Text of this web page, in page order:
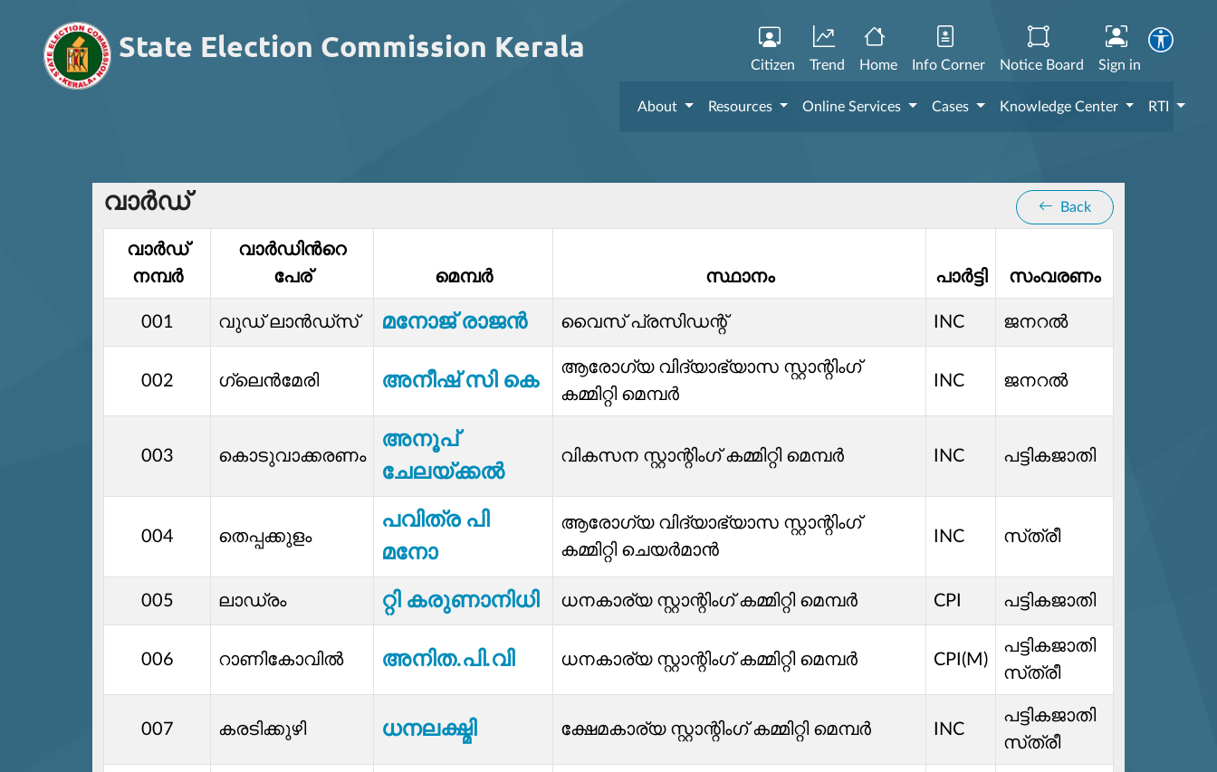
State Election Commission Kerala
Citizen Trend Home Info Corner Notice Board Sign in
About Resources Online Services Cases Knowledge Center RTI
വാര്‍ഡ് Back
വാര്‍ഡ്‌
നമ്പര്‍
വാര്‍ഡിൻറെ
പേര്
മെമ്പര്‍ സ്ഥാനം പാർട്ടി സംവരണം
001 വുഡ് ലാന്‍ഡ്സ് മനോജ് രാജൻ വൈസ് പ്രസിഡന്റ്‌ INC ജനറൽ
002 ഗ്ലെന്‍മേരി അനീഷ് സി കെ
ആരോഗ്യ വിദ്യാഭ്യാസ സ്റ്റാന്റിംഗ്
കമ്മിറ്റി മെമ്പർ
INC ജനറൽ
003 കൊടുവാക്കരണം
അനൂപ്
ചേലയ്ക്കൽ
വികസന സ്റ്റാന്റിംഗ് കമ്മിറ്റി മെമ്പർ INC പട്ടികജാതി
004 തെപ്പക്കുളം
പവിത്ര പി
മനോ
ആരോഗ്യ വിദ്യാഭ്യാസ സ്റ്റാന്റിംഗ്
കമ്മിറ്റി ചെയർമാൻ
INC സ്‌ത്രീ
005 ലാഡ്രം റ്റി കരുണാനിധി ധനകാര്യ സ്റ്റാന്റിംഗ് കമ്മിറ്റി മെമ്പർ CPI പട്ടികജാതി
006 റാണികോവിൽ അനിത.പി.വി ധനകാര്യ സ്റ്റാന്റിംഗ് കമ്മിറ്റി മെമ്പർ CPI(M)
പട്ടികജാതി
സ്‌ത്രീ
007 കരടിക്കുഴി ധനലക്ഷ്മി ക്ഷേമകാര്യ സ്റ്റാന്റിംഗ് കമ്മിറ്റി മെമ്പർ INC
പട്ടികജാതി
സ്‌ത്രീ